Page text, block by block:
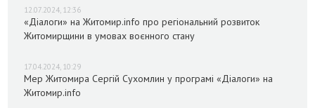
12.07.2024, 12:36
«Діалоги» на Житомир.info про регіональний розвиток
Житомирщини в умовах воєнного стану
17.04.2024, 10:29
Мер Житомира Сергій Сухомлин у програмі «Діалоги» на
Житомир.info